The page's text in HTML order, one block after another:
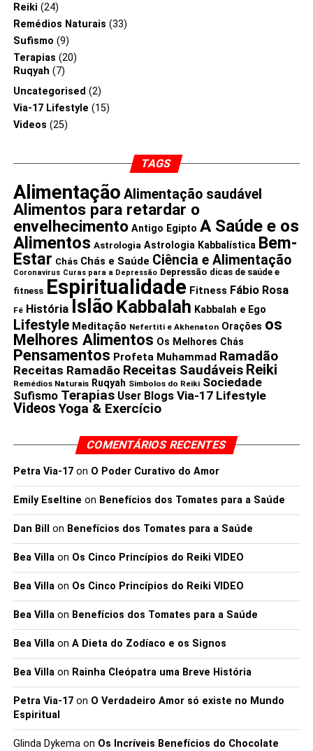
entre amor e saúde, torna-se cada vez mais claro que
amor não é apenas uma emoção, mas uma força
poderosa e transformadora com profundas
implicações para o bem-estar humano.
Relatório Personalizado – Numerologia AMOR
Reiki (24)
Remédios Naturais (33)
Sufismo (9)
Terapias (20)
Ruqyah (7)
Uncategorised (2)
Via-17 Lifestyle (15)
Videos (25)
TAGS
Alimentação Alimentação saudável
Alimentos para retardar o
envelhecimento Antigo Egipto A Saúde e os
Alimentos Astrologia Astrologia Kabbalística Bem-
Estar Chás Chás e Saúde Ciência e Alimentação
Coronavirus Curas para a Depressão Depressão dicas de saúde e
fitness Espiritualidade Fitness Fábio Rosa
Fé História Islão Kabbalah Kabbalah e Ego
Lifestyle Meditação Nefertiti e Akhenaton Orações os
Melhores Alimentos Os Melhores Chás
Pensamentos Profeta Muhammad Ramadão
Receitas Ramadão Receitas Saudáveis Reiki
Remédios Naturais Ruqyah Simbolos do Reiki Sociedade
Sufismo Terapias User Blogs Via-17 Lifestyle
Videos Yoga & Exercício
COMENTÁRIOS RECENTES
Petra Via-17on O Poder Curativo do Amor
Emily Eseltine on Benefícios dos Tomates para a Saúde
Dan Bill on Benefícios dos Tomates para a Saúde
Bea Villaon Os Cinco Princípios do Reiki VIDEO
Bea Villaon Os Cinco Princípios do Reiki VIDEO
Bea Villaon Benefícios dos Tomates para a Saúde
Bea Villaon A Dieta do Zodíaco e os Signos
Bea Villaon Rainha Cleópatra uma Breve História
Petra Via-17on O Verdadeiro Amor só existe no Mundo
Espiritual
Glinda Dykemaon Os Incríveis Benefícios do Chocolate